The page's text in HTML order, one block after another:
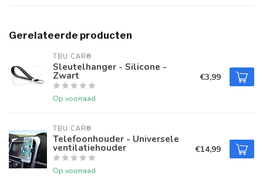
Gerelateerde producten
TBU CAR®
Sleutelhanger - Silicone -
Zwart
Op voorraad
€3,99
TBU CAR®
Telefoonhouder - Universele
ventilatiehouder
Op voorraad
€14,99